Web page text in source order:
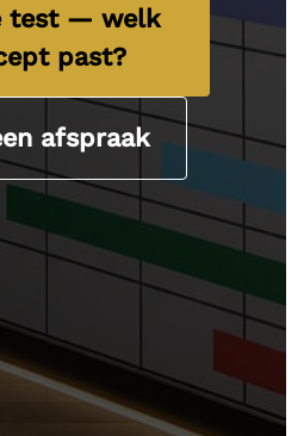
test — welk
past?
afspraak